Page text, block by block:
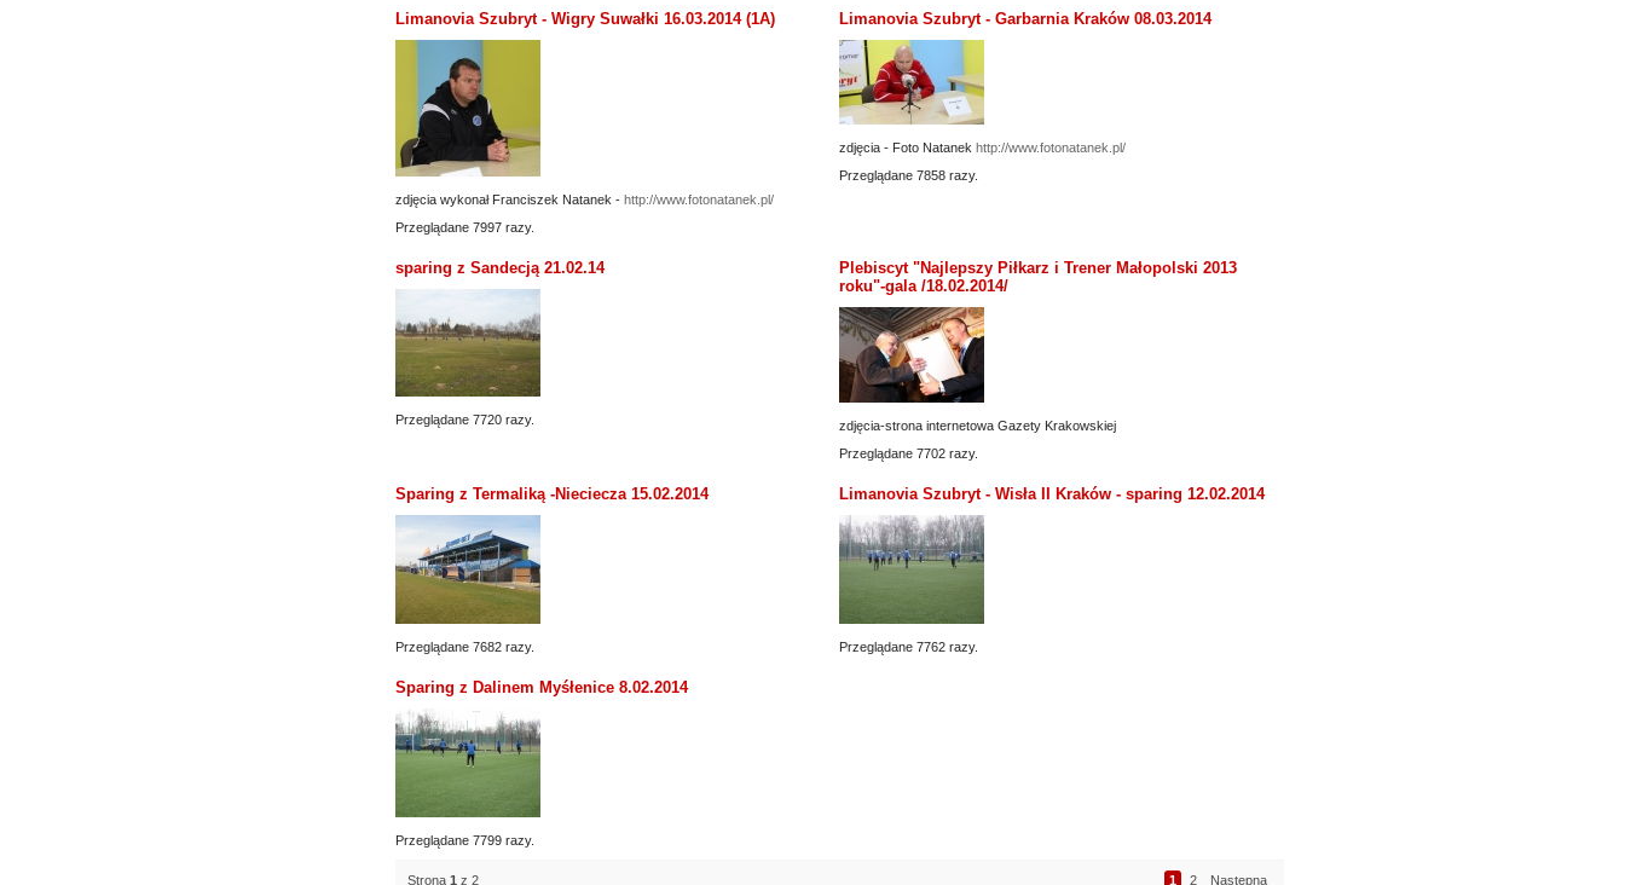
Limanovia Szubryt - Wigry Suwałki 16.03.2014 (1A)
zdjęcia wykonał Franciszek Natanek - http://www.fotonatanek.pl/
Przeglądane 7997 razy.
Limanovia Szubryt - Garbarnia Kraków 08.03.2014
zdjęcia - Foto Natanek http://www.fotonatanek.pl/
Przeglądane 7858 razy.
sparing z Sandecją 21.02.14
Przeglądane 7720 razy.
Plebiscyt "Najlepszy Piłkarz i Trener Małopolski 2013
roku"-gala /18.02.2014/
zdjęcia-strona internetowa Gazety Krakowskiej
Przeglądane 7702 razy.
Sparing z Termaliką -Nieciecza 15.02.2014
Przeglądane 7682 razy.
Limanovia Szubryt - Wisła II Kraków - sparing 12.02.2014
Przeglądane 7762 razy.
Sparing z Dalinem Myśłenice 8.02.2014
Przeglądane 7799 razy.
Strona 1 z 2 1 2 Następna